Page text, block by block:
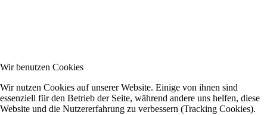
Wir benutzen Cookies
Wir nutzen Cookies auf unserer Website. Einige von ihnen sind
essenziell für den Betrieb der Seite, während andere uns helfen, diese
Website und die Nutzererfahrung zu verbessern (Tracking Cookies).